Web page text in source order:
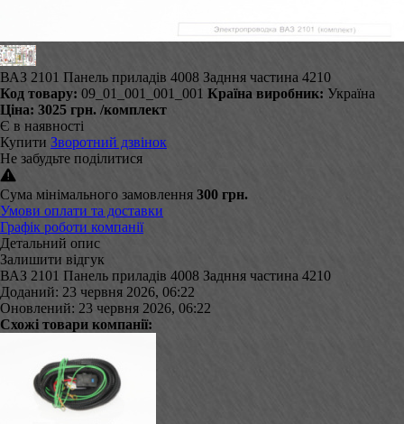
ВАЗ 2101 Панель приладів 4008 Задння частина 4210
Код товару: 09_01_001_001_001 Країна виробник: Україна
Ціна: 3025 грн. /комплект
Є в наявності
Купити Зворотний дзвінок
Не забудьте поділитися
Сума мінімального замовлення 300 грн.
Умови оплати та доставки
Графік роботи компанії
Детальний опис
Залишити відгук
ВАЗ 2101 Панель приладів 4008 Задння частина 4210
Доданий: 23 червня 2026, 06:22
Оновлений: 23 червня 2026, 06:22
Схожі товари компанії: